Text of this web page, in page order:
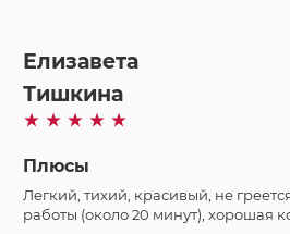
Елизавета
Тишкина
Плюсы
Легкий, тихий, красивый, не
работы (около 20 минут), хорошая